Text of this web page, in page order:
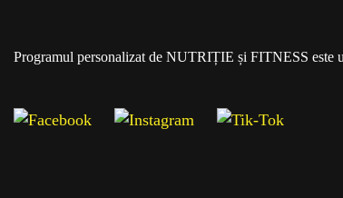
Programul personalizat de NUTRIȚIE și FITNESS este